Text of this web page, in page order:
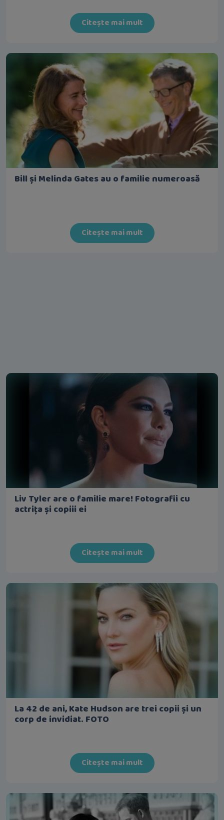
Citește mai mult
Bill și Melinda Gates au o familie numeroasă
Citește mai mult
Liv Tyler are o familie mare! Fotografii cu
actrița și copiii ei
Citește mai mult
La 42 de ani, Kate Hudson are trei copii și un
corp de invidiat. FOTO
Citește mai mult